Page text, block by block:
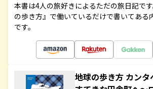
本書は4人の旅好きによるただの旅日記で
の歩き方』で働いているだけで書いてある
です。
地球の歩き方 カン